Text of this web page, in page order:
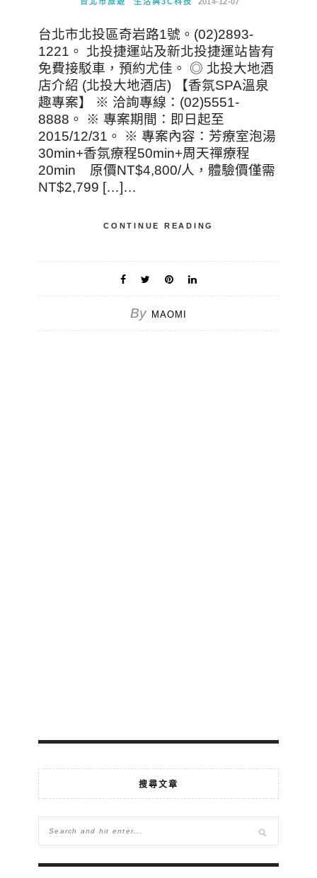
台北市北投區奇岩路1號。(02)2893-
1221。 北投捷運站及新北投捷運站皆有
免費接駁車，預約尤佳。 ◎ 北投大地酒
店介紹 (北投大地酒店) 【香氛SPA溫泉
趣專案】 ※ 洽詢專線：(02)5551-
8888。 ※ 專案期間：即日起至
2015/12/31。 ※ 專案內容：芳療室泡湯
30min+香氛療程50min+周天禪療程
20min 原價NT$4,800/人，體驗價僅需
NT$2,799 […]…
CONTINUE READING
By MAOMI
搜尋文章